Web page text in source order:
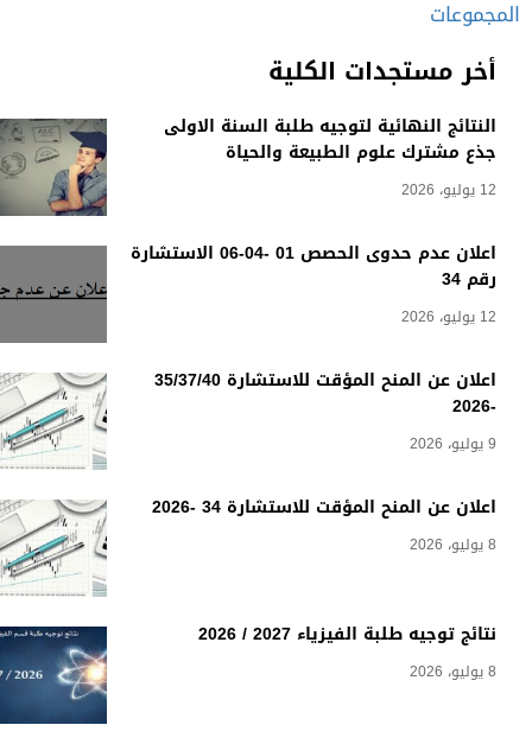
أخر مستجدات الكلية
النتائج النهائية لتوجيه طلبة السنة الاولى
جذع مشترك علوم الطبيعة والحياة
12 يوليو، 2026
اعلان عدم حدوى الحصص 01 -04-06 الاستشارة
رقم 34
12 يوليو، 2026
اعلان عن المنح المؤقت للاستشارة 35/37/40
-2026
9 يوليو، 2026
اعلان عن المنح المؤقت للاستشارة 34 -2026
8 يوليو، 2026
نتائج توجيه طلبة الفيزياء 2027 / 2026
8 يوليو، 2026
المجموعات